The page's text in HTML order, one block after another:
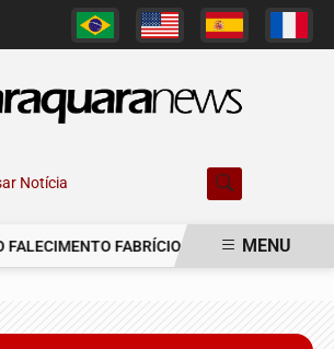
Notícia
FABRÍCIO AUGUSTO FERREIRA
MENU